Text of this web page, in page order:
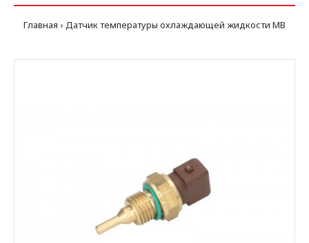
Главная Датчик температуры охлаждающей жидкости MB